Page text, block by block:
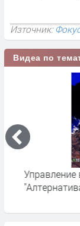
Източник:
Видеа по
Управление в